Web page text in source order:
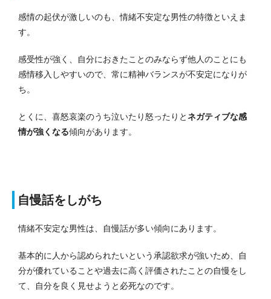
感情の起伏が激しいのも、情緒不安定な男性の特徴といえま
す。
感受性が強く、自分におきたことのみならず他人のことにも
感情移入しやすいので、常に精神バランスが不安定になりが
ち。
とくに、喜怒哀楽のうち泣いたり怒ったりとネガティブな感
情が強くなる傾向があります。
自慢話をしがち
情緒不安定な男性は、自慢話が多い傾向にあります。
基本的に人から認められたいという承認欲求が強いため、自
分が優れていることや過去に高く評価されたことの自慢をし
て、自分を良く見せようと必死なのです。